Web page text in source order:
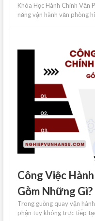
Khóa Học Hành Chính
năng vận hành văn phòng
Công Việc
Gồm Những Gì?
Trong guồng quay vận
phận tuy không trực tiếp